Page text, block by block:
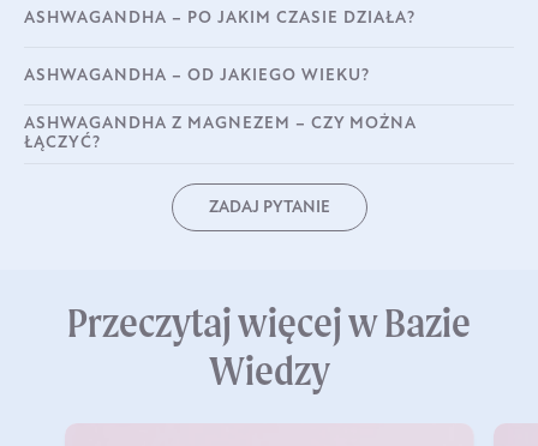
ASHWAGANDHA – PO JAKIM CZASIE DZIAŁA?
ASHWAGANDHA – OD JAKIEGO WIEKU?
ASHWAGANDHA Z MAGNEZEM – CZY MOŻNA
ŁĄCZYĆ?
ZADAJ PYTANIE
Przeczytaj więcej w Bazie
Wiedzy